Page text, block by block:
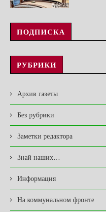
ПОДПИСКА
РУБРИКИ
Архив газеты
Без рубрики
Заметки редактора
Знай наших…
Информация
На коммунальном фронте